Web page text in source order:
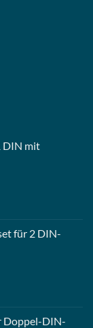
DIN mit
für 2 DIN-
Doppel-DIN-